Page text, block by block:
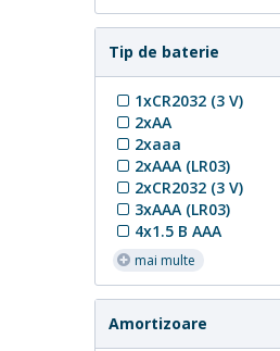
Tip de baterie
1xCR2032 (3 V)
2xAA
2xaaa
2xAAA (LR03)
2xCR2032 (3 V)
3xAAA (LR03)
4x1.5 В AAA
mai multe
Amortizoare